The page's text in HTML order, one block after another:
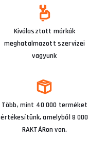
Kiválasztott márkák
meghatalmazott szervizei
vagyunk
Több, mint 40 000 terméket
értékesítünk, amelyből 8 000
RAKTÁRon van.